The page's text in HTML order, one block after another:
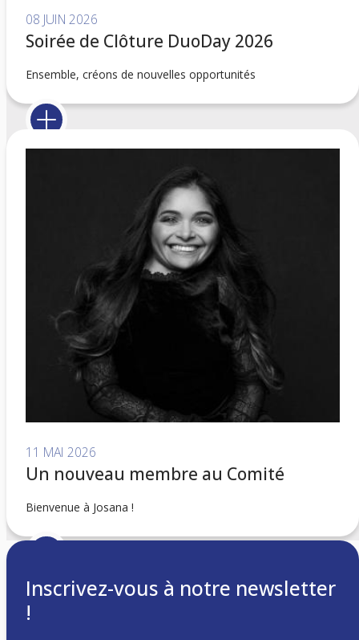
08 JUIN 2026
Soirée de Clôture DuoDay 2026
Ensemble, créons de nouvelles opportunités
11 MAI 2026
Un nouveau membre au Comité
Bienvenue à Josana !
Inscrivez-vous à notre newsletter
!